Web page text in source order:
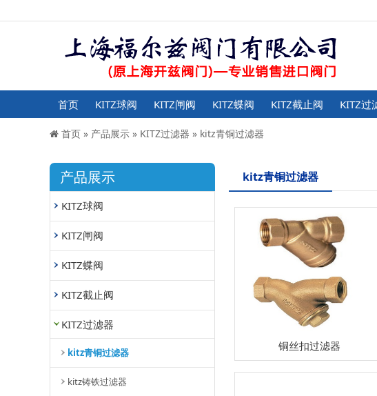
首页 KITZ球阀 KITZ闸阀 KITZ蝶阀 KITZ截止阀 KITZ过
首页 » 产品展示 » KITZ过滤器 » kitz青铜过滤器
产品展示
KITZ球阀
KITZ闸阀
KITZ蝶阀
KITZ截止阀
KITZ过滤器
kitz青铜过滤器
kitz铸铁过滤器
kitz青铜过滤器
铜丝扣过滤器